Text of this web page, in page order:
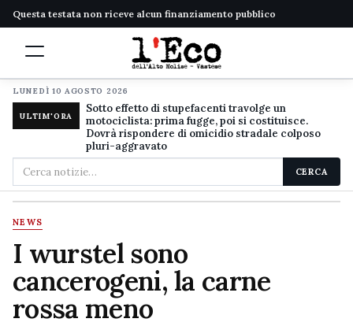
Questa testata non riceve alcun finanziamento pubblico
LUNEDÌ 10 AGOSTO 2026
ULTIM'ORA
Sotto effetto di stupefacenti travolge un
motociclista: prima fugge, poi si costituisce.
Dovrà rispondere di omicidio stradale colposo
pluri-aggravato
Cerca
nel
sito
CERCA
NEWS
I wurstel sono
cancerogeni, la carne
rossa meno